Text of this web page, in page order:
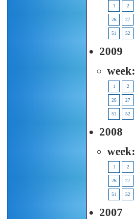
1 2
26 27
51 52
2009
week:
1 2
26 27
51 52
2008
week:
1 2
26 27
51 52
2007